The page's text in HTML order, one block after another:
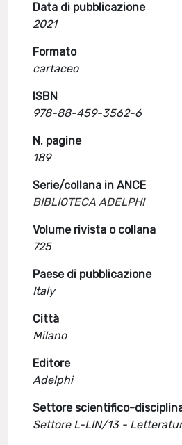
Data di pubblicazione
2021
Formato
cartaceo
ISBN
978-88-459-3562-6
N. pagine
189
Serie/collana in ANCE
BIBLIOTECA ADELPHI
Volume rivista o collana
725
Paese di pubblicazione
Italy
Città
Milano
Editore
Adelphi
Settore scientifico-
Settore L-LIN/13 -